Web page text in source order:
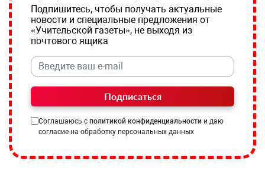
Подпишитесь, чтобы получать актуальные
новости и специальные предложения от
«Учительской газеты», не выходя из
почтового ящика
Подписаться
Соглашаюсь с политикой конфиденциальности и даю
согласие на обработку персональных данных